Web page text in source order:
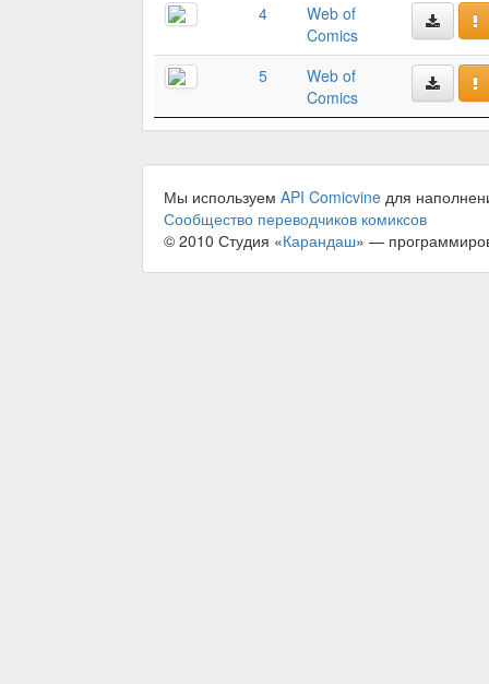
4
Web of
Comics
5
Web of
Comics
Мы используем API Comicvine для
Сообщество переводчиков комиксов
© 2010 Студия «Карандаш» —